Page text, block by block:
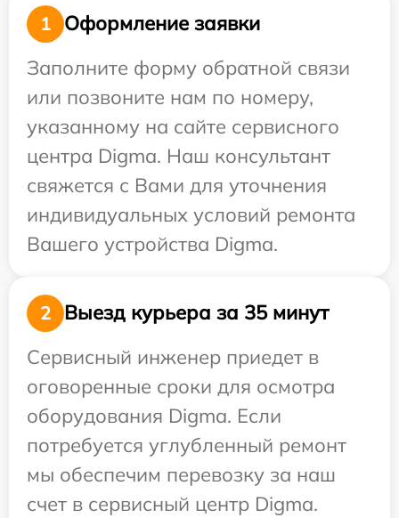
1
Оформление заявки
Заполните форму обратной связи
или позвоните нам по номеру,
указанному на сайте сервисного
центра Digma. Наш консультант
свяжется с Вами для уточнения
индивидуальных условий ремонта
Вашего устройства Digma.
2
Выезд курьера за 35 минут
Сервисный инженер приедет в
оговоренные сроки для осмотра
оборудования Digma. Если
потребуется углубленный ремонт
мы обеспечим перевозку за наш
счет в сервисный центр Digma.